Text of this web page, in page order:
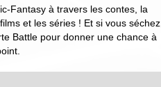
Fantasy à travers les contes, la
et les séries ! Et si vous séchez,
Battle pour donner une chance à